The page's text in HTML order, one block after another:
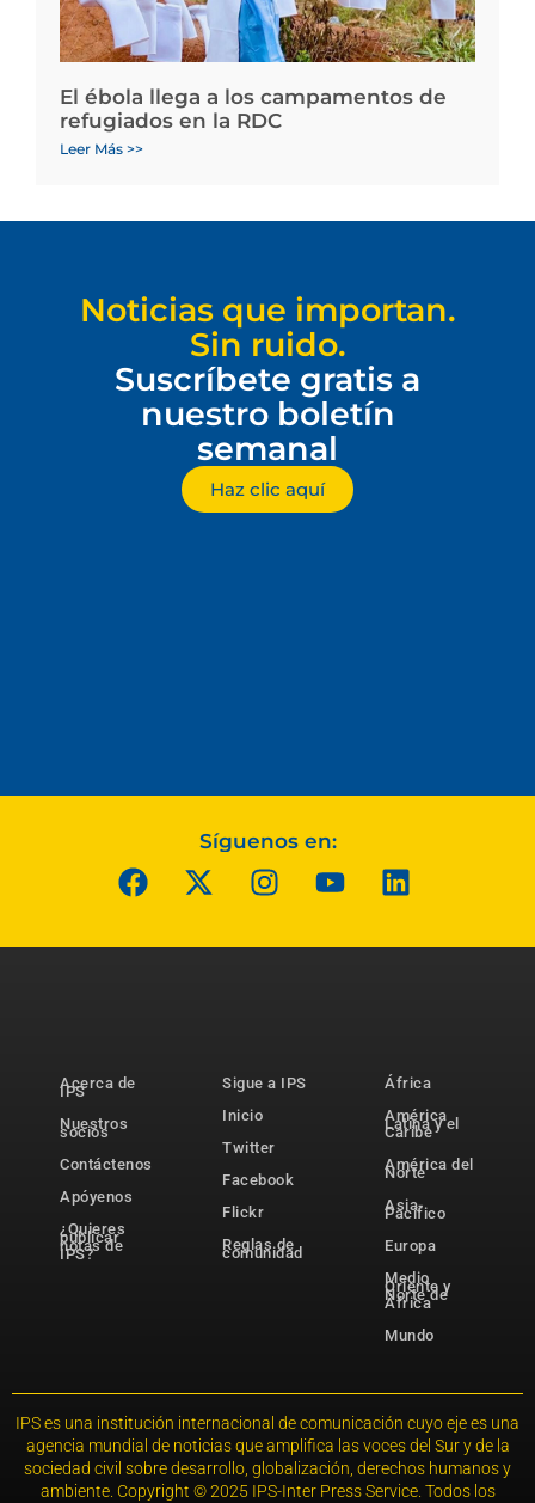
El ébola llega a los campamentos de
refugiados en la RDC
Leer Más >>
Noticias que importan.
Sin ruido.
Suscríbete gratis a
nuestro boletín
semanal
Haz clic aquí
Síguenos en:
Acerca de
IPS
Nuestros
socios
Contáctenos
Apóyenos
¿Quieres
publicar
notas de
IPS?
Sigue a IPS
Inicio
Twitter
Facebook
Flickr
Reglas de
comunidad
África
América
Latina y el
Caribe
América del
Norte
Asia-
Pacífico
Europa
Medio
Oriente y
Norte de
África
Mundo
IPS es una institución internacional de comunicación cuyo eje es una
agencia mundial de noticias que amplifica las voces del Sur y de la
sociedad civil sobre desarrollo, globalización, derechos humanos y
ambiente. Copyright © 2025 IPS-Inter Press Service. Todos los